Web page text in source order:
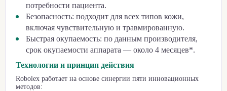
потребности пациента.
Безопасность: подходит для всех типов кожи,
включая чувствительную и травмированную.
Быстрая окупаемость: по данным производителя,
срок окупаемости аппарата — около 4 месяцев*.
Технологии и принцип действия
Robolex работает на основе синергии пяти инновационных
методов: